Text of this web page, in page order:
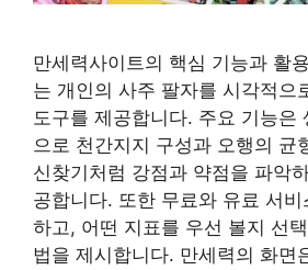
만세력사이트의 핵심 기능과 활
는 개인의 사주 팔자를 시각적으
도구를 제공합니다. 주요 기능은
으로 천간지지 구성과 오행의 균
신찾기처럼 강점과 약점을 파악
공합니다. 또한 무료와 유료 서비
하고, 어떤 지표를 우선 볼지 선
법을 제시합니다. 만세력의 화면